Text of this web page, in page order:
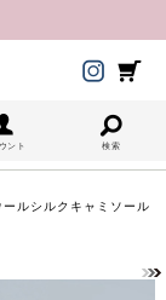
ント 検索
ルシルクキャミソール